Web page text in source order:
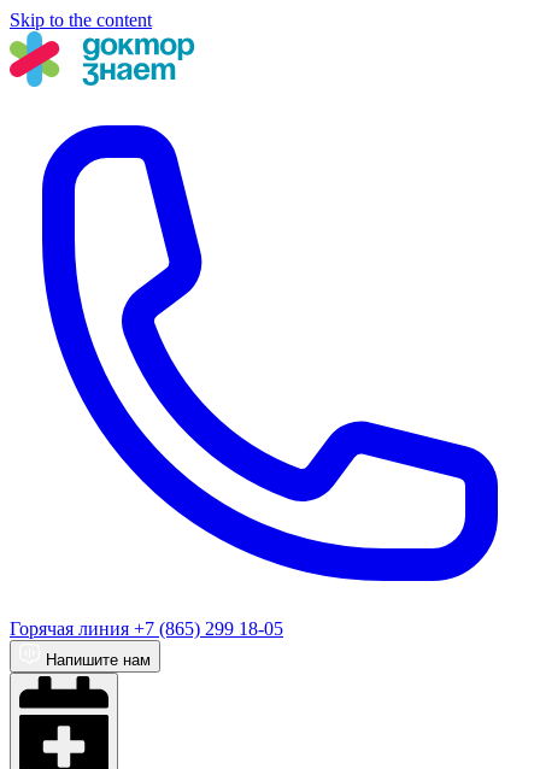
Skip to the content
Горячая линия +7 (865) 299 18-05
Напишите нам